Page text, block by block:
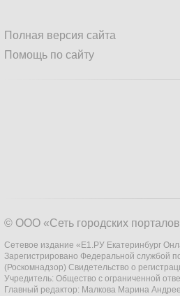
Полная версия сайта
Помощь по сайту
© ООО «Сеть городских
Сетевое издание «Е1.РУ Екатеринбург
Зарегистрировано Федеральной службой
(Роскомнадзор) Свидетельство о
Учредитель: Общество с ограниченной
Главный редактор: Малкова Марина